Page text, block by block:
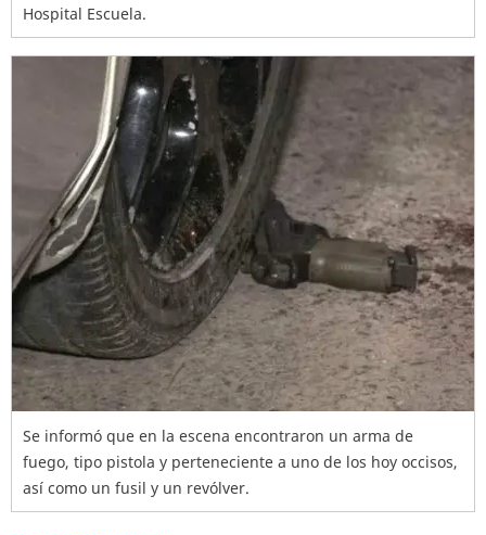
Hospital Escuela.
Se informó que en la escena encontraron un arma de
fuego, tipo pistola y perteneciente a uno de los hoy occisos,
así como un fusil y un revólver.